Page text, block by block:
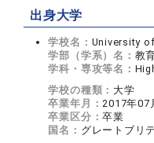
出身大学
学校名： University
学部（学系）名： 教
学科・専攻等名：
学校の種類： 大学
卒業年月：2017年07
卒業区分：卒業
国名： グレートブリ